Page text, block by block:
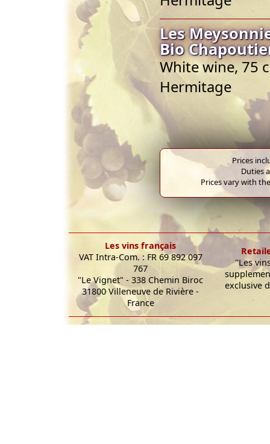
Les
Bio
White wine, 75
Hermitage
Prices
Duties
Prices vary with
Les vins français
VAT Intra-Com. : FR 69 892 097
767
"Le Vignet" - 338 Chemin Biroc
31800 Villeneuve de Rivière -
France
"Les
exclusive